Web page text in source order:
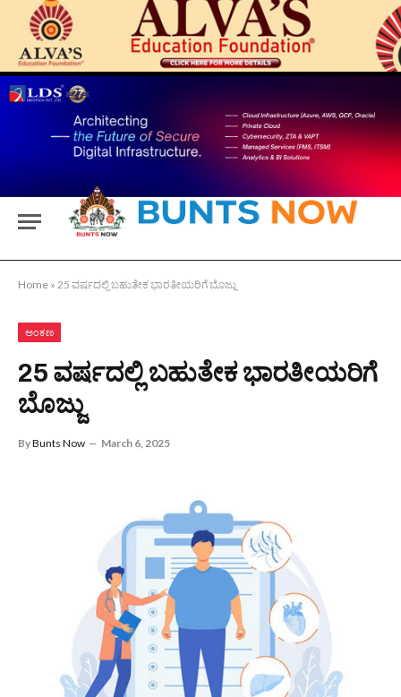
Home » 25 ವರ್ಷದಲ್ಲಿ ಬಹುತೇಕ ಭಾರತೀಯರಿಗೆ ಬೊಜ್ಜು
ಅಂಕಣ
25 ವರ್ಷದಲ್ಲಿ ಬಹುತೇಕ ಭಾರತೀಯರಿಗೆ
ಬೊಜ್ಜು
ByBunts Now March 6, 2025